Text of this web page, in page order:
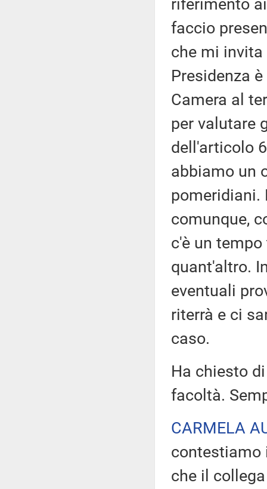
riferimento
faccio
che mi
Presidenza
Camera al
per valutare
dell'articolo
abbiamo un
pomeridiani.
comunque,
c'è un
quant'altro.
eventuali
riterrà e ci
caso.
Ha chiesto
facoltà.
CARMELA
contestiamo
che il